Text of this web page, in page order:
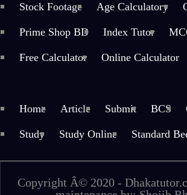
Stock Footage Age Calculatory
Prime Shop BD Index Tutor
Free Calculator Online Calculator
Home Article Submit BCS
Study Study Online Standard
Copyright Â© 2020 -